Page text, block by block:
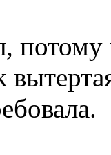
потому